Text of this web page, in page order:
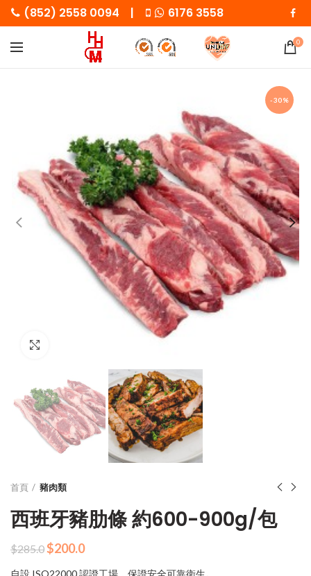
(852) 2558 0094 | 6176 3558
0
-30%
首頁 豬肉類
西班牙豬肋條 約600-900g/包
$285.0 原
$200.0目